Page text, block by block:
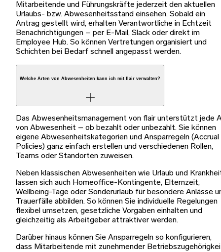
Mitarbeitende und Führungskräfte jederzeit den aktuellen
Urlaubs- bzw. Abwesenheitsstand einsehen. Sobald ein
Antrag gestellt wird, erhalten Verantwortliche in Echtzeit
Benachrichtigungen – per E-Mail, Slack oder direkt im
Employee Hub. So können Vertretungen organisiert und
Schichten bei Bedarf schnell angepasst werden.
Welche Arten von Abwesenheiten kann ich mit flair verwalten?
Das Abwesenheitsmanagement von flair unterstützt jede
von Abwesenheit – ob bezahlt oder unbezahlt. Sie können
eigene Abwesenheitskategorien und Ansparregeln (Accrual
Policies) ganz einfach erstellen und verschiedenen Rollen,
Teams oder Standorten zuweisen.
Neben klassischen Abwesenheiten wie Urlaub und
lassen sich auch Homeoffice-Kontingente, Elternzeit,
Wellbeing-Tage oder Sonderurlaub für besondere Anlässe
Trauerfälle abbilden. So können Sie individuelle Regelungen
flexibel umsetzen, gesetzliche Vorgaben einhalten und
gleichzeitig als Arbeitgeber attraktiver werden.
Darüber hinaus können Sie Ansparregeln so konfigurieren,
dass Mitarbeitende mit zunehmender